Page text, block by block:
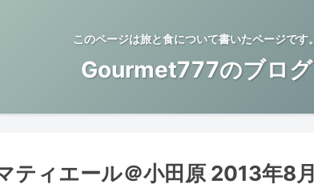
このページは旅と食について書いたページです。
Gourmet777のブログ
ティエール＠小田原 2013年8月